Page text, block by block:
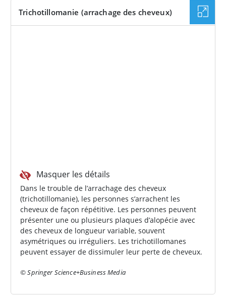
Trichotillomanie (arrachage des cheveux)
Masquer les détails
Dans le trouble de l’arrachage des cheveux
(trichotillomanie), les personnes s’arrachent les
cheveux de façon répétitive. Les personnes peuvent
présenter une ou plusieurs plaques d’alopécie avec
des cheveux de longueur variable, souvent
asymétriques ou irréguliers. Les trichotillomanes
peuvent essayer de dissimuler leur perte de cheveux.
© Springer Science+Business Media